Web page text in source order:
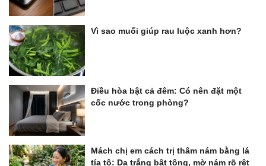
Vì sao muối giúp rau luộc xanh hơn?
Điều hòa bật cả đêm: Có nên đặt một
cốc nước trong phòng?
Mách chị em cách trị thâm nám bằng lá
tía tô: Da trắng bật tông, mờ nám rõ rệt